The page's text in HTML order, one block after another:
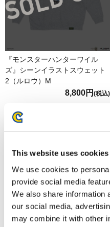
This website uses cookies
We use cookies to
provide social media
We also share information
our social media,
may combine it with other
『モンスターハンターワイル
ズ』シーンイラストスウェット
2（ルロウ）M
8,800円 (税込)